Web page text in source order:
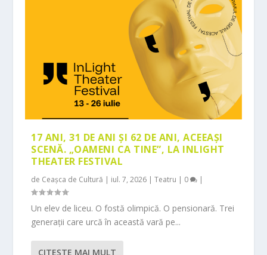
17 ANI, 31 DE ANI ȘI 62 DE ANI, ACEEAȘI
SCENĂ. „OAMENI CA TINE”, LA INLIGHT
THEATER FESTIVAL
de Ceașca de Cultură | iul. 7, 2026 |Teatru | 0 |
Un elev de liceu. O fostă olimpică. O pensionară. Trei
generații care urcă în această vară pe...
CITEŞTE MAI MULT